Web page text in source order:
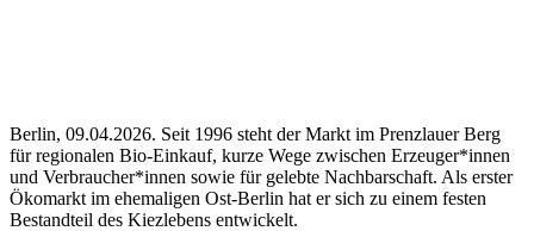
Berlin, 09.04.2026. Seit 1996 steht der Markt im Prenzlauer Berg
für regionalen Bio-Einkauf, kurze Wege zwischen Erzeuger*innen
und Verbraucher*innen sowie für gelebte Nachbarschaft. Als erster
Ökomarkt im ehemaligen Ost-Berlin hat er sich zu einem festen
Bestandteil des Kiezlebens entwickelt.